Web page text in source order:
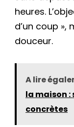
heures.
d’un coup »,
douceur.
A lire
la maison
concrètes